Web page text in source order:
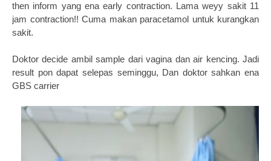
then inform yang ena early contraction. Lama weyy sakit 11
jam contraction!! Cuma makan paracetamol untuk kurangkan
sakit.
Doktor decide ambil sample dari vagina dan air kencing. Jadi
result pon dapat selepas seminggu, Dan doktor sahkan ena
GBS carrier